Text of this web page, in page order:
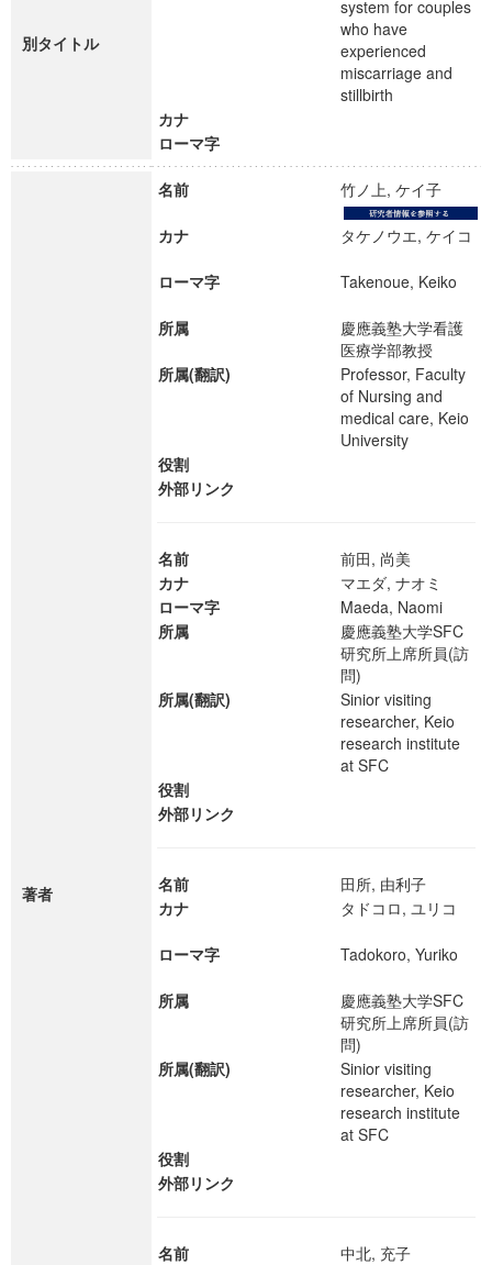
別タイトル
system for couples
who have
experienced
miscarriage and
stillbirth
カナ
ローマ字
著者
名前 竹ノ上, ケイ子
カナ タケノウエ, ケイコ
ローマ字 Takenoue, Keiko
所属
慶應義塾大学看護
医療学部教授
所属(翻訳)
Professor, Faculty
of Nursing and
medical care, Keio
University
役割
外部リンク
名前
前田, 尚美
カナ
マエダ, ナオミ
ローマ字
Maeda, Naomi
所属
慶應義塾大学SFC
研究所上席所員(訪
問)
所属(翻訳)
Sinior visiting
researcher, Keio
research institute
at SFC
役割
外部リンク
名前
田所, 由利子
カナ
タドコロ, ユリコ
ローマ字 Tadokoro, Yuriko
所属
慶應義塾大学SFC
研究所上席所員(訪
問)
所属(翻訳)
Sinior visiting
researcher, Keio
research institute
at SFC
役割
外部リンク
名前
中北, 充子